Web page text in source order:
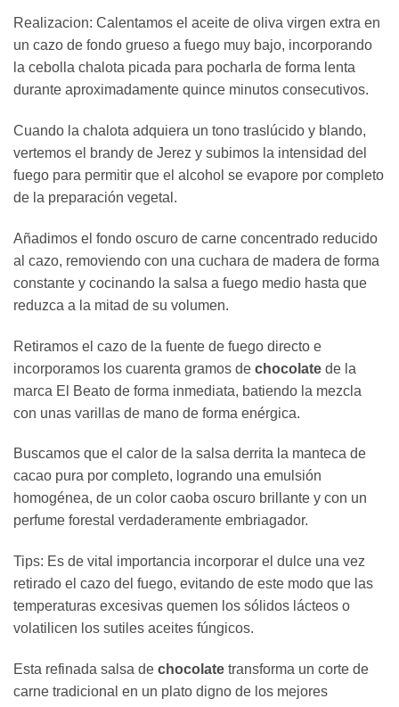
Realizacion: Calentamos el aceite de oliva virgen extra en
un cazo de fondo grueso a fuego muy bajo, incorporando
la cebolla chalota picada para pocharla de forma lenta
durante aproximadamente quince minutos consecutivos.
Cuando la chalota adquiera un tono traslúcido y blando,
vertemos el brandy de Jerez y subimos la intensidad del
fuego para permitir que el alcohol se evapore por completo
de la preparación vegetal.
Añadimos el fondo oscuro de carne concentrado reducido
al cazo, removiendo con una cuchara de madera de forma
constante y cocinando la salsa a fuego medio hasta que
reduzca a la mitad de su volumen.
Retiramos el cazo de la fuente de fuego directo e
incorporamos los cuarenta gramos de chocolate de la
marca El Beato de forma inmediata, batiendo la mezcla
con unas varillas de mano de forma enérgica.
Buscamos que el calor de la salsa derrita la manteca de
cacao pura por completo, logrando una emulsión
homogénea, de un color caoba oscuro brillante y con un
perfume forestal verdaderamente embriagador.
Tips: Es de vital importancia incorporar el dulce una vez
retirado el cazo del fuego, evitando de este modo que las
temperaturas excesivas quemen los sólidos lácteos o
volatilicen los sutiles aceites fúngicos.
Esta refinada salsa de chocolate transforma un corte de
carne tradicional en un plato digno de los mejores